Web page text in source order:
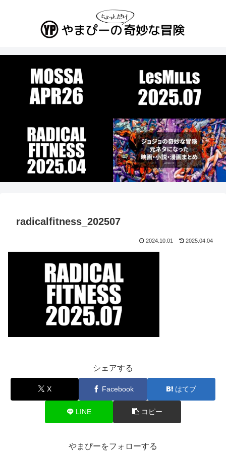
radicalfitness_202507
2024.10.01 2025.04.04
シェアする
X Facebook はてブ
LINE コピー
やまぴーをフォローする